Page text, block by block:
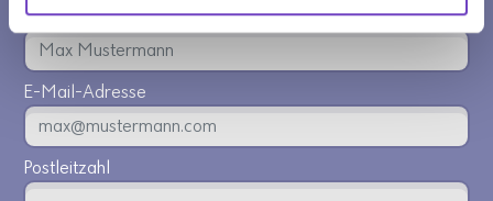
Name
E-Mail-Adresse
Postleitzahl